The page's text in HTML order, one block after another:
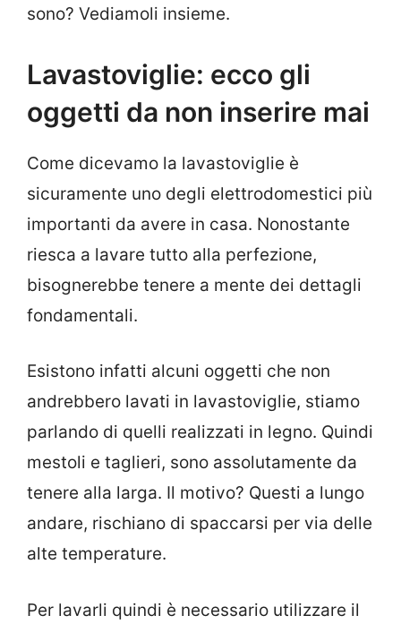
sono? Vediamoli insieme.
Lavastoviglie: ecco gli
oggetti da non inserire mai
Come dicevamo la lavastoviglie è
sicuramente uno degli elettrodomestici più
importanti da avere in casa. Nonostante
riesca a lavare tutto alla perfezione,
bisognerebbe tenere a mente dei dettagli
fondamentali.
Esistono infatti alcuni oggetti che non
andrebbero lavati in lavastoviglie, stiamo
parlando di quelli realizzati in legno. Quindi
mestoli e taglieri, sono assolutamente da
tenere alla larga. Il motivo? Questi a lungo
andare, rischiano di spaccarsi per via delle
alte temperature.
Per lavarli quindi è necessario utilizzare il